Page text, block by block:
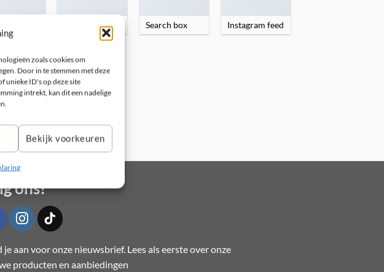
zoals cookies om
Door in te stemmen met deze
unieke ID's op deze site
intrekt, kan dit een nadelige
Bekijk voorkeuren
Price table Search box Instagram feed
ons!
je aan voor onze nieuwsbrief. Lees als eerste over onze
producten en aanbiedingen